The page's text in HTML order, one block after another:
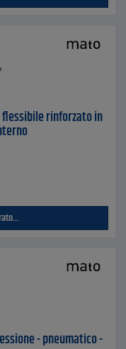
flessibile rinforzato in
- pneumatico -